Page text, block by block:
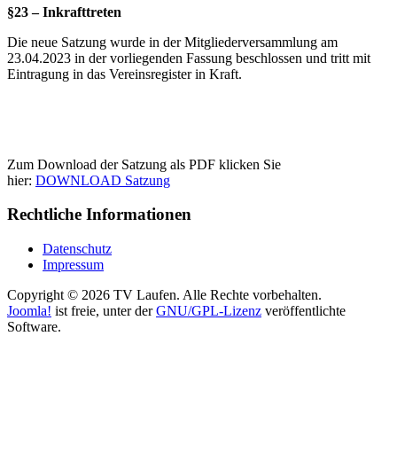
§23 – Inkrafttreten
Die neue Satzung wurde in der Mitgliederversammlung am
23.04.2023 in der vorliegenden Fassung beschlossen und tritt mit
Eintragung in das Vereinsregister in Kraft.
Zum Download der Satzung als PDF klicken Sie
hier: DOWNLOAD Satzung
Rechtliche Informationen
Datenschutz
Impressum
Copyright © 2026 TV Laufen. Alle Rechte vorbehalten.
Joomla! ist freie, unter derGNU/GPL-Lizenz veröffentlichte
Software.